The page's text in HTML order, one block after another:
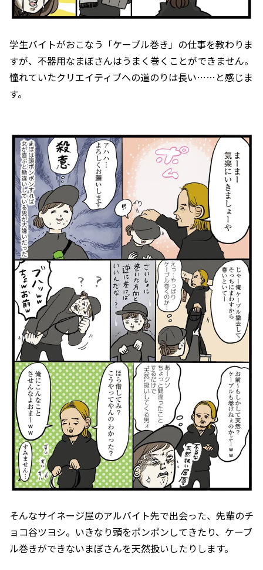
学生バイトがおこなう「ケーブル巻き」の仕事を教わりま
すが、不器用なまぼさんはうまく巻くことができません。
憧れていたクリエイティブへの道のりは長い……と感じま
す。
そんなサイネージ屋のアルバイト先で出会った、先輩のチ
ョコ谷ツヨシ。いきなり頭をポンポンしてきたり、ケーブ
ル巻きができないまぼさんを天然扱いしたりします。